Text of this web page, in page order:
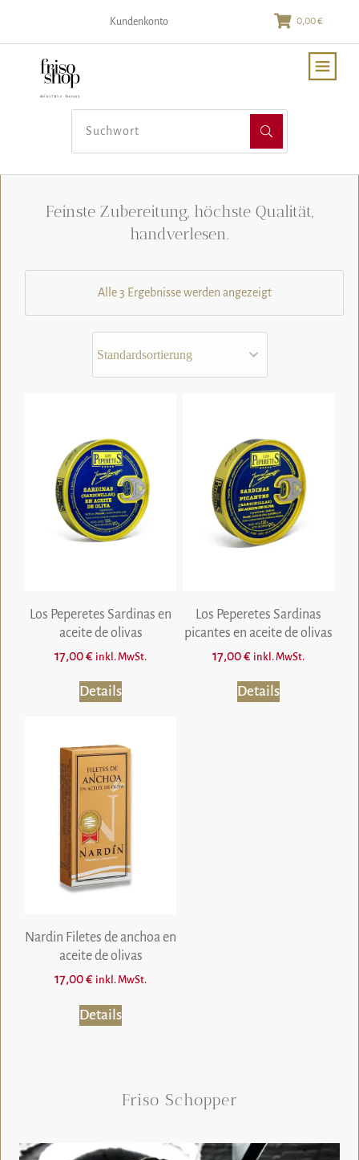
Kundenkonto 0,00 €
Feinste Zubereitung, höchste Qualität,
handverlesen.
Alle 3 Ergebnisse werden angezeigt
Los Peperetes Sardinas en
aceite de olivas
17,00€ inkl. MwSt.
Details
Los Peperetes Sardinas
picantes en aceite de olivas
17,00€ inkl. MwSt.
Details
Nardin Filetes de anchoa en
aceite de olivas
17,00€ inkl. MwSt.
Details
Friso Schopper